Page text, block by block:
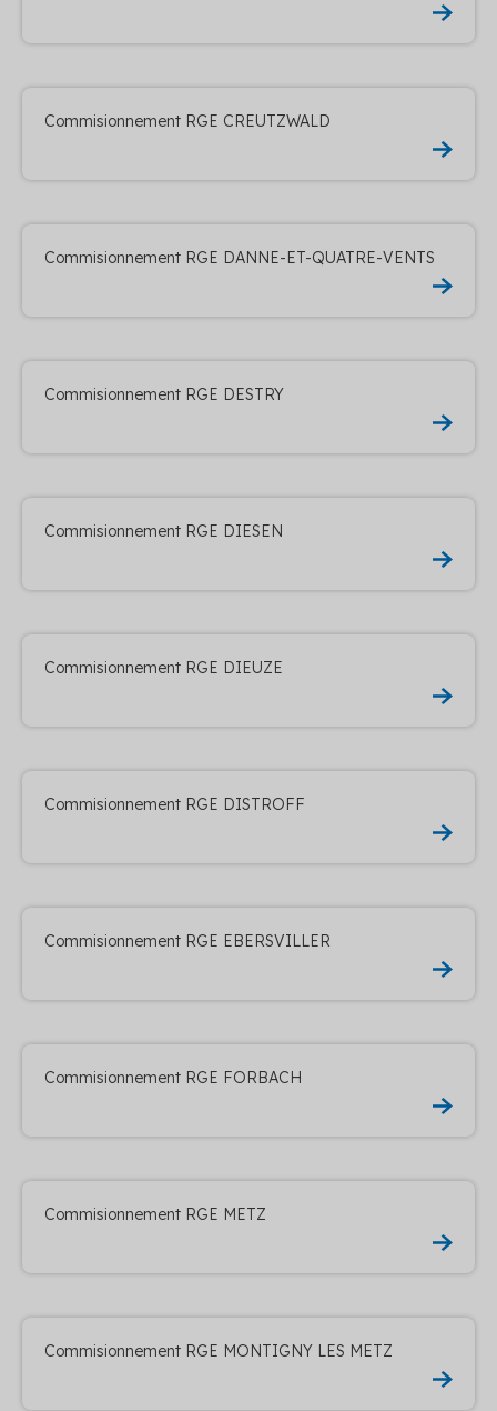
Commisionnement RGE CREUTZWALD
Commisionnement RGE DANNE-ET-QUATRE-VENTS
Commisionnement RGE DESTRY
Commisionnement RGE DIESEN
Commisionnement RGE DIEUZE
Commisionnement RGE DISTROFF
Commisionnement RGE EBERSVILLER
Commisionnement RGE FORBACH
Commisionnement RGE METZ
Commisionnement RGE MONTIGNY LES METZ